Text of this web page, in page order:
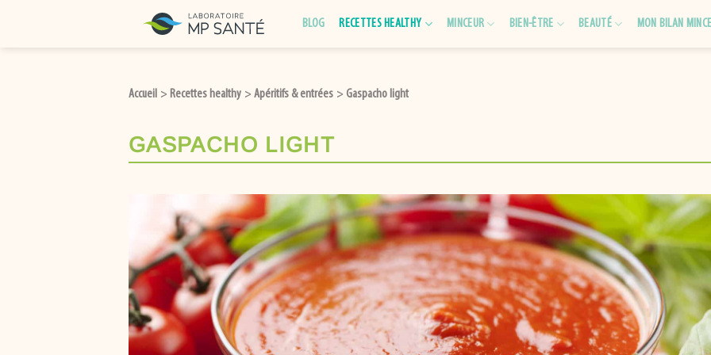
BLOG RECETTES HEALTHY MINCEUR BIEN-ÊTRE BEAUTÉ MON BILAN
Accueil > Recettes healthy > Apéritifs & entrées > Gaspacho light
GASPACHO LIGHT